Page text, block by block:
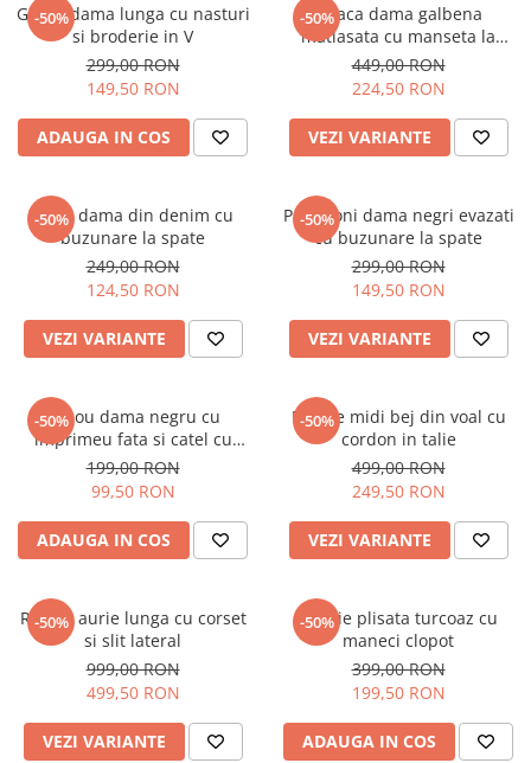
-50%
Geaca dama lunga cu nasturi
si broderie in V
299,00 RON
149,50 RON
ADAUGA IN COS
-50%Geaca dama galbena
matlasata cu manseta la
maneca si elastic in talie
449,00 RON
224,50 RON
VEZI VARIANTE
-50%
Blugi dama din denim cu
buzunare la spate
249,00 RON
124,50 RON
VEZI VARIANTE
-50%
Pantaloni dama negri evazati
cu buzunare la spate
299,00 RON
149,50 RON
VEZI VARIANTE
-50%
Tricou dama negru cu
imprimeu fata si catel cu
ochelari
199,00 RON
99,50 RON
ADAUGA IN COS
-50%
Rochie midi bej din voal cu
cordon in talie
499,00 RON
249,50 RON
VEZI VARIANTE
-50%
Rochie aurie lunga cu corset
si slit lateral
999,00 RON
499,50 RON
VEZI VARIANTE
-50%
Rochie plisata turcoaz cu
maneci clopot
399,00 RON
199,50 RON
ADAUGA IN COS